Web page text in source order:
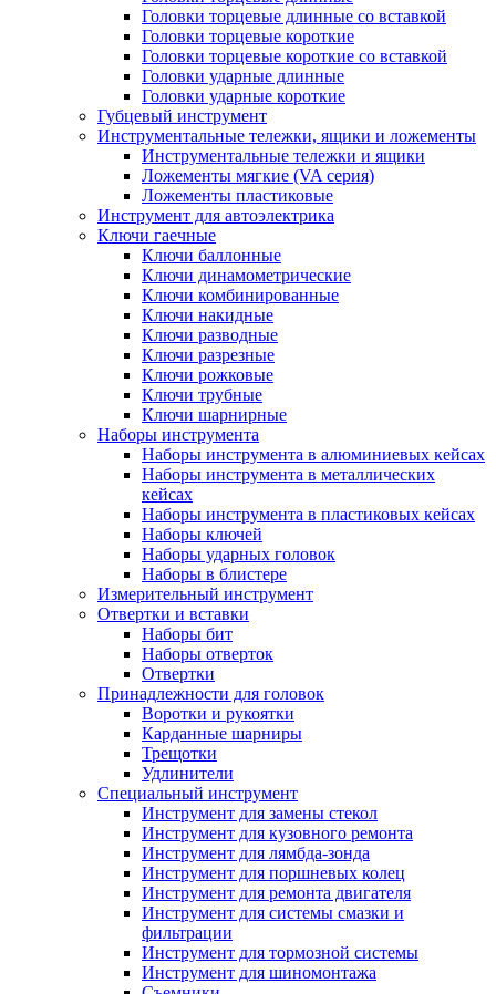
Головки торцевые длинные со вставкой
Головки торцевые короткие
Головки торцевые короткие со вставкой
Головки ударные длинные
Головки ударные короткие
Губцевый инструмент
Инструментальные тележки, ящики и ложементы
Инструментальные тележки и ящики
Ложементы мягкие (VA серия)
Ложементы пластиковые
Инструмент для автоэлектрика
Ключи гаечные
Ключи баллонные
Ключи динамометрические
Ключи комбинированные
Ключи накидные
Ключи разводные
Ключи разрезные
Ключи рожковые
Ключи трубные
Ключи шарнирные
Наборы инструмента
Наборы инструмента в алюминиевых кейсах
Наборы инструмента в металлических
кейсах
Наборы инструмента в пластиковых кейсах
Наборы ключей
Наборы ударных головок
Наборы в блистере
Измерительный инструмент
Отвертки и вставки
Наборы бит
Наборы отверток
Отвертки
Принадлежности для головок
Воротки и рукоятки
Карданные шарниры
Трещотки
Удлинители
Специальный инструмент
Инструмент для замены стекол
Инструмент для кузовного ремонта
Инструмент для лямбда-зонда
Инструмент для поршневых колец
Инструмент для ремонта двигателя
Инструмент для системы смазки и
фильтрации
Инструмент для тормозной системы
Инструмент для шиномонтажа